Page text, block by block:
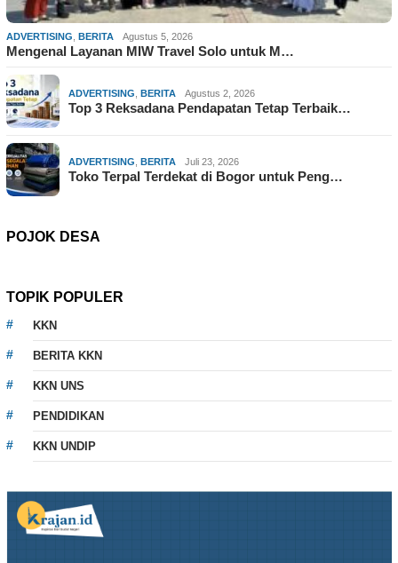
ADVERTISING BERITA Agustus 5, 2026
Mengenal Layanan MIW Travel Solo untuk M…
ADVERTISING BERITA Agustus 2, 2026
Top 3 Reksadana Pendapatan Tetap Terbaik…
ADVERTISING BERITA Juli 23, 2026
Toko Terpal Terdekat di Bogor untuk Peng…
POJOK DESA
TOPIK POPULER
KKN
BERITA KKN
KKN UNS
PENDIDIKAN
KKN UNDIP